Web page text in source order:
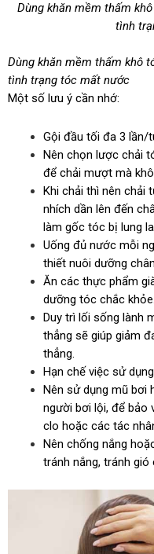
Dùng khăn mềm thấm
tình
Dùng khăn mềm thấm khô
tình trạng tóc mất nước
Một số lưu ý cần nhớ:
Gội đầu tối đa 3 lần/
Nên chọn lược chải
để chải mượt mà
Khi chải thì nên chải
nhích dần lên đến
làm gốc tóc bị lung
Uống đủ nước mỗi
thiết nuôi dưỡng
Ăn các thực phẩm
dưỡng tóc chắc khỏe.
Duy trì lối sống lành
thẳng sẽ giúp giảm
thẳng.
Hạn chế việc sử
Nên sử dụng mũ bơi
người bơi lội, để bảo
clo hoặc các tác
Nên chống nắng
tránh nắng, tránh